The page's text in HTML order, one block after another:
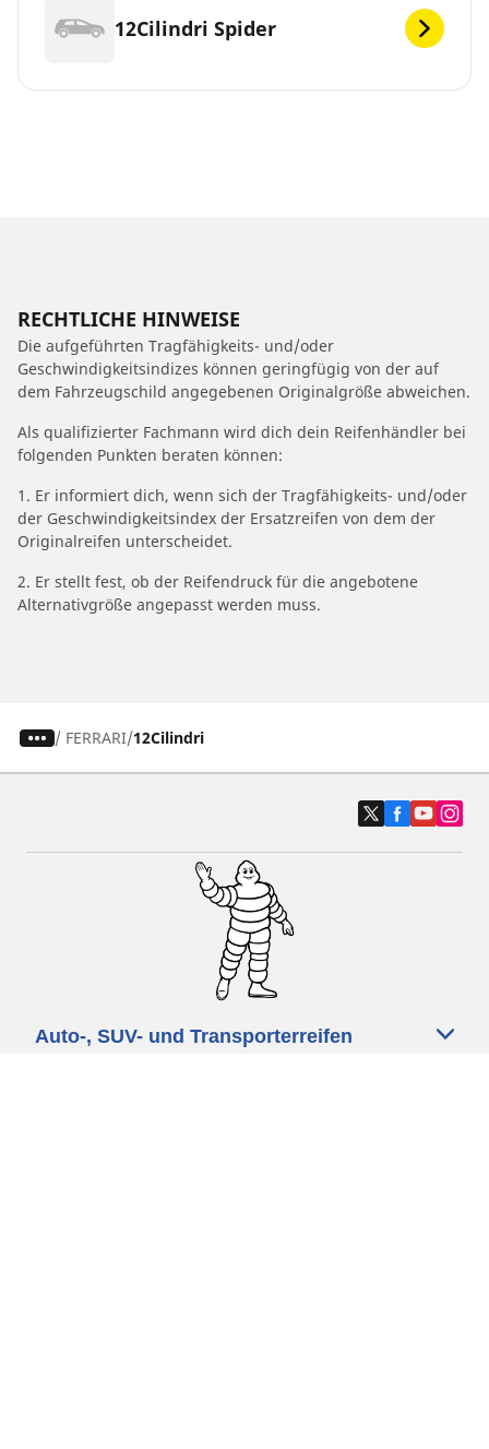
12Cilindri Spider
RECHTLICHE HINWEISE
Die aufgeführten Tragfähigkeits- und/oder
Geschwindigkeitsindizes können geringfügig von der auf
dem Fahrzeugschild angegebenen Originalgröße abweichen.
Als qualifizierter Fachmann wird dich dein Reifenhändler bei
folgenden Punkten beraten können:
1. Er informiert dich, wenn sich der Tragfähigkeits- und/oder
der Geschwindigkeitsindex der Ersatzreifen von dem der
Originalreifen unterscheidet.
2. Er stellt fest, ob der Reifendruck für die angebotene
Alternativgröße angepasst werden muss.
/ FERRARI 12Cilindri
Auto-, SUV- und Transporterreifen